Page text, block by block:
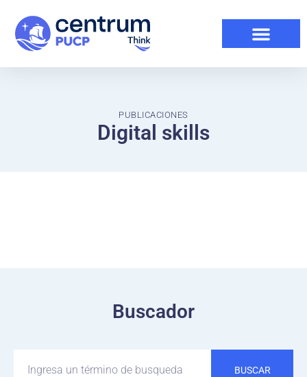
PUBLICACIONES
Digital skills
Buscador
BUSCAR